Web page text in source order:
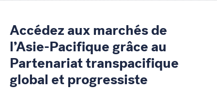
Accédez aux marchés de
l’Asie-Pacifique grâce au
Partenariat transpacifique
global et progressiste